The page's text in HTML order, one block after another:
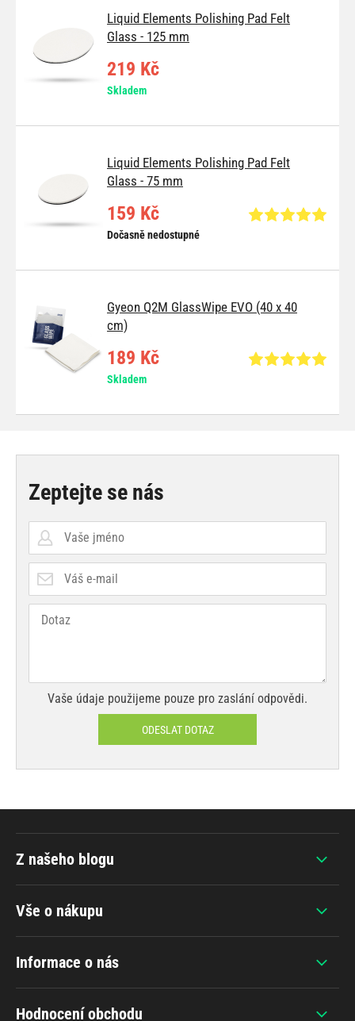
Liquid Elements Polishing Pad Felt
Glass - 125 mm
219 Kč
Skladem
Liquid Elements Polishing Pad Felt
Glass - 75 mm
159 Kč
Dočasně nedostupné
Gyeon Q2M GlassWipe EVO (40 x 40
cm)
189 Kč
Skladem
Zeptejte se nás
Vaše údaje použijeme pouze pro zaslání odpovědi.
ODESLAT DOTAZ
Vše o nákupu
Informace o nás
Hodnocení obchodu
Z našeho blogu